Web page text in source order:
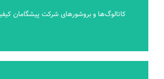
کاتالوگ‌ها و بروشورهای شرکت پیشگامان
کاتالوگ‌ها و بروشورها